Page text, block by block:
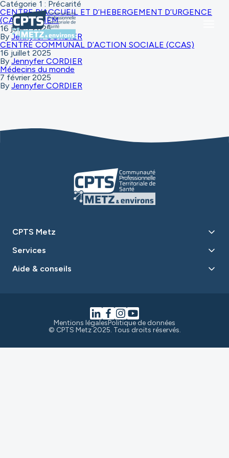
Catégorie 1 : Précarité
CENTRE D’ACCUEIL ET D’HEBERGEMENT D’URGENCE
(CAHU) – AIEM
16 juillet 2025
By Jennyfer CORDIER
CENTRE COMMUNAL D’ACTION SOCIALE (CCAS)
16 juillet 2025
By Jennyfer CORDIER
Médecins du monde
7 février 2025
By Jennyfer CORDIER
CPTS Metz
Services
Aide & conseils
Mentions légalesPolitique de données
© CPTS Metz 2025. Tous droits réservés.